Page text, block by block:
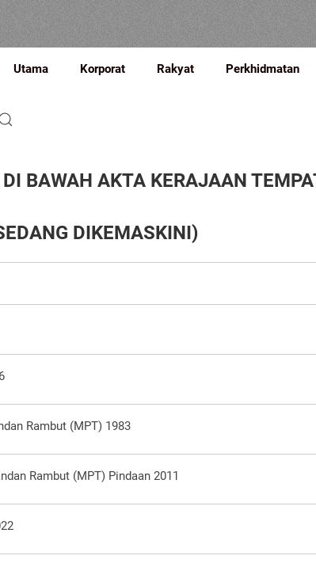
Utama Korporat Rakyat Perkhidmatan
BAWAH AKTA KERAJAAN
DIKEMASKINI)
Rambut (MPT) 1983
Rambut (MPT) Pindaan 2011